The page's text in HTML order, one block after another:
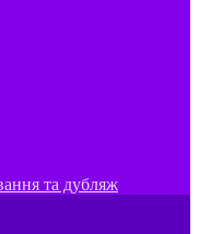
та дубляж